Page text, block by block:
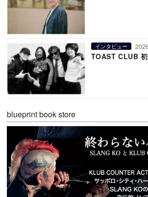
インタビュー
TOAST CLUB
blueprint book store